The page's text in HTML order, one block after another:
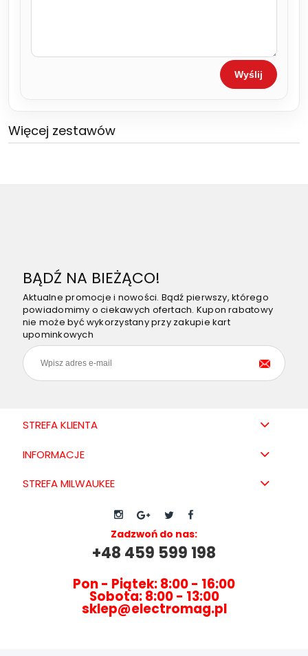
Wyślij
Więcej zestawów
BĄDŹ NA BIEŻĄCO!
Aktualne promocje i nowości. Bądź pierwszy, którego
powiadomimy o ciekawych ofertach. Kupon rabatowy
nie może być wykorzystany przy zakupie kart
upominkowych
STREFA KLIENTA
INFORMACJE
STREFA MILWAUKEE
Zadzwoń do nas:
+48 459 599 198
Pon - Piątek: 8:00 - 16:00
Sobota: 8:00 - 13:00
sklep@electromag.pl